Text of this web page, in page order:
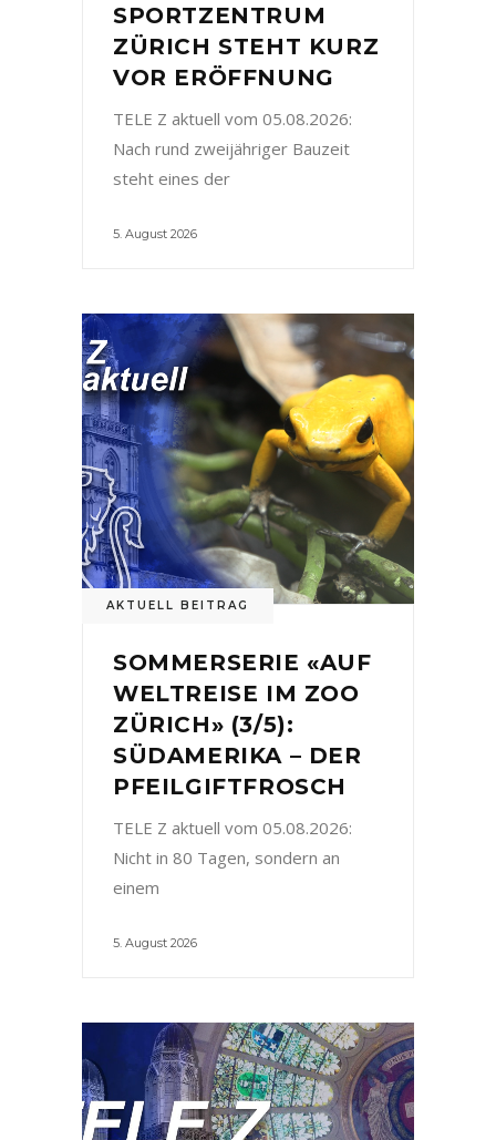
SPORTZENTRUM
ZÜRICH STEHT KURZ
VOR ERÖFFNUNG
TELE Z aktuell vom 05.08.2026:
Nach rund zweijähriger Bauzeit
steht eines der
5. August 2026
AKTUELL BEITRAG
SOMMERSERIE «AUF
WELTREISE IM ZOO
ZÜRICH» (3/5):
SÜDAMERIKA – DER
PFEILGIFTFROSCH
TELE Z aktuell vom 05.08.2026:
Nicht in 80 Tagen, sondern an
einem
5. August 2026